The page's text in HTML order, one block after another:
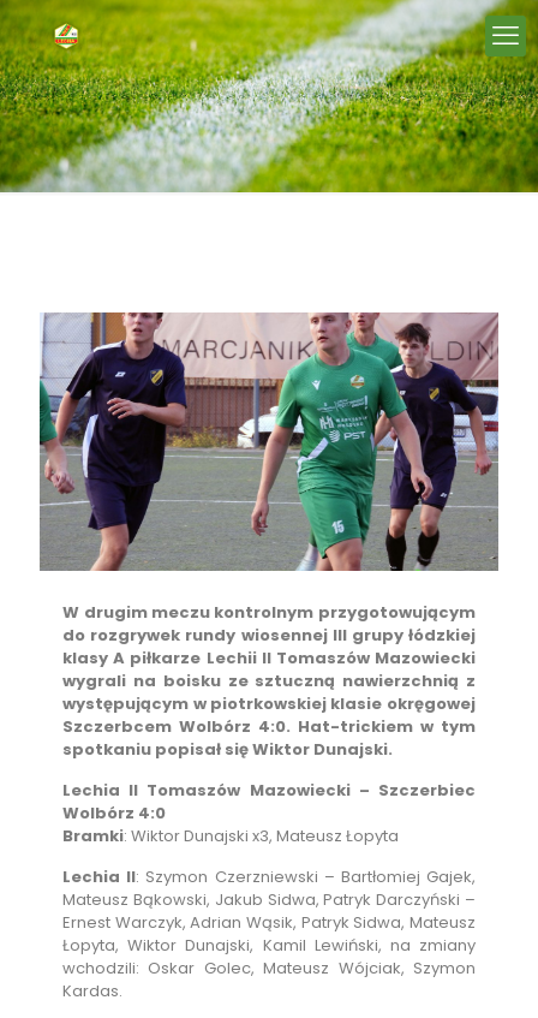
W drugim meczu kontrolnym przygotowującym
do rozgrywek rundy wiosennej III grupy łódzkiej
klasy A piłkarze Lechii II Tomaszów Mazowiecki
wygrali na boisku ze sztuczną nawierzchnią z
występującym w piotrkowskiej klasie okręgowej
Szczerbcem Wolbórz 4:0. Hat-trickiem w tym
spotkaniu popisał się Wiktor Dunajski.
Lechia II Tomaszów Mazowiecki – Szczerbiec
Wolbórz 4:0
Bramki: Wiktor Dunajski x3, Mateusz Łopyta
Lechia II: Szymon Czerzniewski – Bartłomiej Gajek,
Mateusz Bąkowski, Jakub Sidwa, Patryk Darczyński –
Ernest Warczyk, Adrian Wąsik, Patryk Sidwa, Mateusz
Łopyta, Wiktor Dunajski, Kamil Lewiński, na zmiany
wchodzili: Oskar Golec, Mateusz Wójciak, Szymon
Kardas.